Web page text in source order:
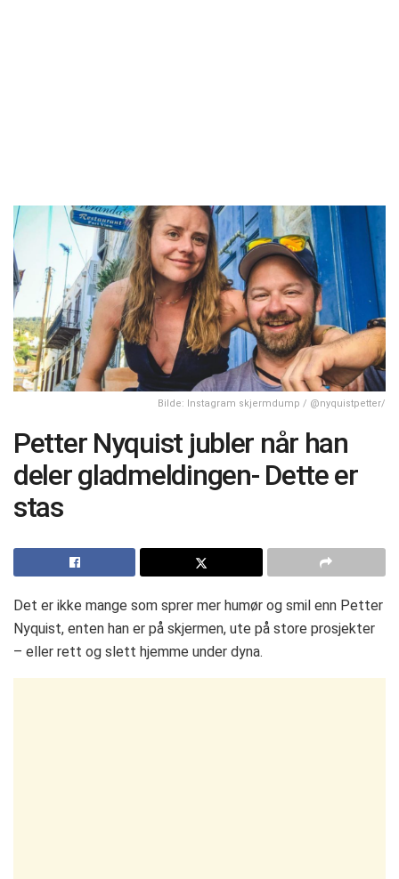
Bilde: Instagram skjermdump / @nyquistpetter/
Petter Nyquist jubler når han
deler gladmeldingen- Dette er
stas
Det er ikke mange som sprer mer humør og smil enn Petter
Nyquist, enten han er på skjermen, ute på store prosjekter
– eller rett og slett hjemme under dyna.